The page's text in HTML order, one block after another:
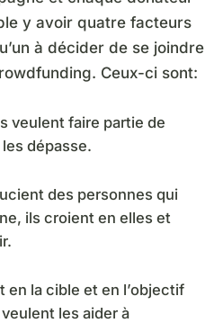
y avoir quatre facteurs
à décider de se joindre
Ceux-ci sont:
veulent faire partie de
dépasse.
des personnes qui
ils croient en elles et
en la cible et en l’objectif
les aider à